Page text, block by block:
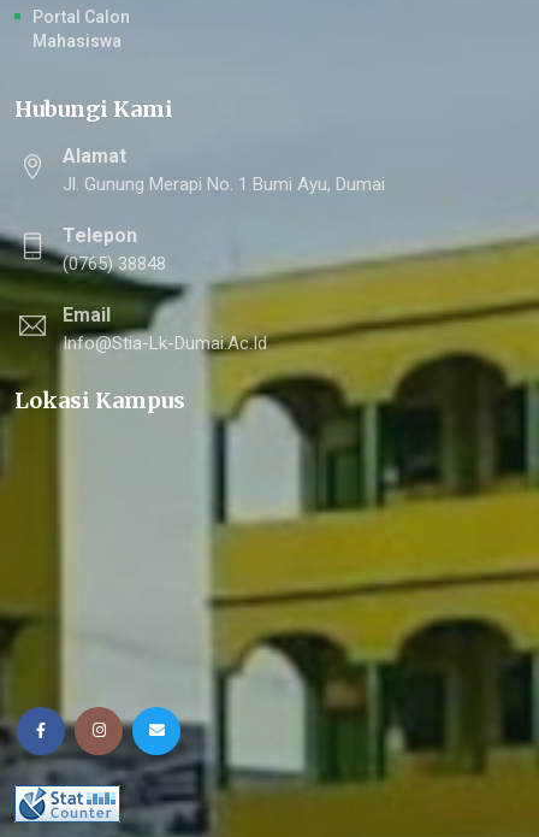
Portal Calon
Mahasiswa
Hubungi Kami
Alamat
Jl. Gunung Merapi No. 1 Bumi Ayu, Dumai
Telepon
(0765) 38848
Email
Info@stia-Lk-Dumai.ac.id
Lokasi Kampus